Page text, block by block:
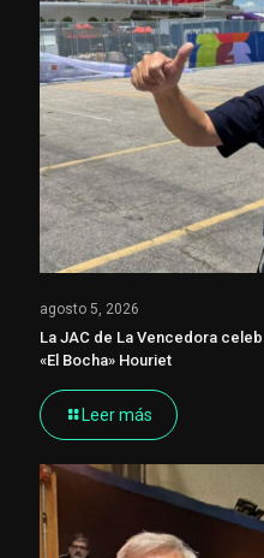
agosto 5, 2026
La JAC de La Vencedora
«El Bocha» Houriet
Leer más